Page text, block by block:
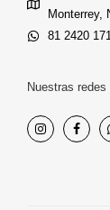
Monterrey,
81 2420
Nuestras